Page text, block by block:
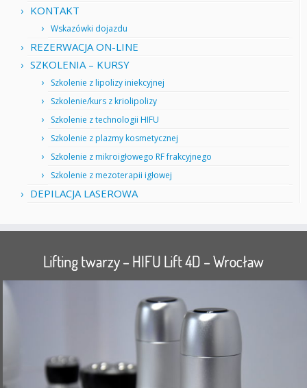
KONTAKT
Wskazówki dojazdu
REZERWACJA ON-LINE
SZKOLENIA – KURSY
Szkolenie z lipolizy iniekcyjnej
Szkolenie/kurs z kriolipolizy
Szkolenie z technologii HIFU
Szkolenie z plazmy kosmetycznej
Szkolenie z mikroigłowego RF frakcyjnego
Szkolenie z mezoterapii igłowej
DEPILACJA LASEROWA
Lifting twarzy – HIFU Lift 4D – Wrocław